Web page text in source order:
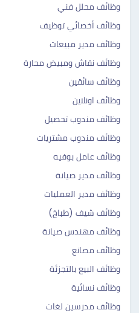
وظائف محلل فني
وظائف أخصائي توظيف
وظائف مدير مبيعات
وظائف نقاش ومبيض محارة
وظائف سائقين
وظائف اونلاين
وظائف مندوب تحصيل
وظائف مندوب مشتريات
وظائف عامل بوفيه
وظائف مدير صيانة
وظائف مدير العمليات
وظائف شيف (طباخ)
وظائف مهندس صيانة
وظائف مصانع
وظائف البيع بالتجزئة
وظائف نسائية
وظائف مدرسين لغات